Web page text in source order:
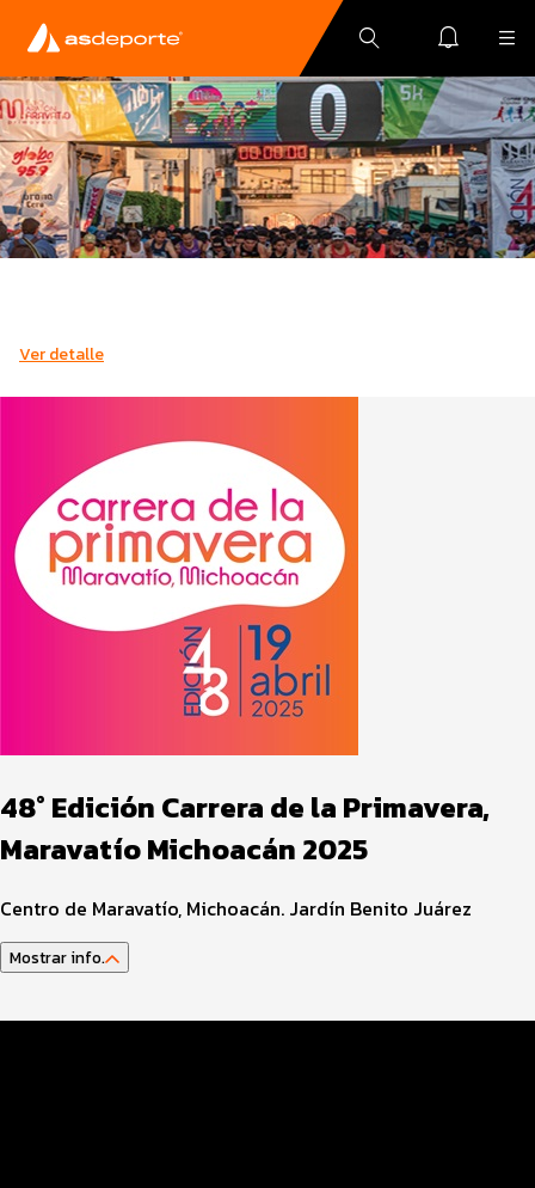
Ver detalle
48° Edición Carrera de la Primavera,
Maravatío Michoacán 2025
Centro de Maravatío, Michoacán. Jardín Benito Juárez
Mostrar info.